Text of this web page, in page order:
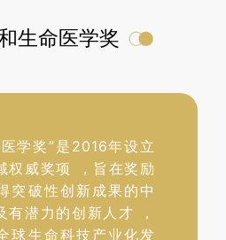
生命医学奖
学奖”是2016年设立
权威奖项 ，旨在奖励
突破性创新成果的中
有潜力的创新人才 ，
球生命科技产业化发